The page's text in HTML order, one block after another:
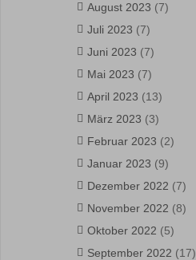
August 2023 (7)
Juli 2023 (7)
Juni 2023 (7)
Mai 2023 (7)
April 2023 (13)
März 2023 (3)
Februar 2023 (2)
Januar 2023 (9)
Dezember 2022 (7)
November 2022 (8)
Oktober 2022 (5)
September 2022 (17)